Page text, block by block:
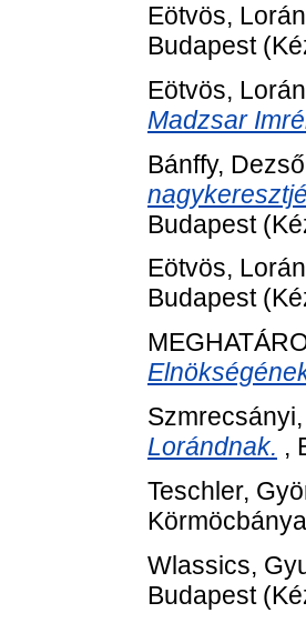
Eötvös,
Budapest
Eötvös,
Madzsar
Bánffy, Dezső
Budapest
Eötvös,
Budapest
Lorándnak. ,
Teschler,
Wlassics,
Budapest